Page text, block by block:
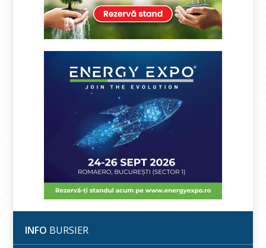
INFO BURSIER